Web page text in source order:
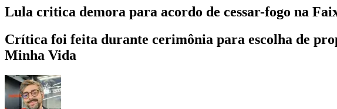
Lula critica demora para acordo de cessar-fogo na
Crítica foi feita durante cerimônia para escolha de
Minha Vida